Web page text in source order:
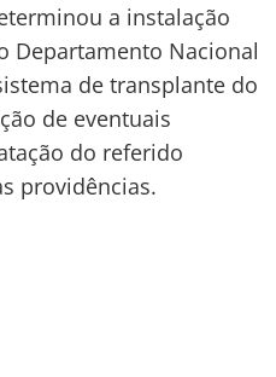
a instalação
Departamento Nacional
de transplante do
de eventuais
do referido
providências.